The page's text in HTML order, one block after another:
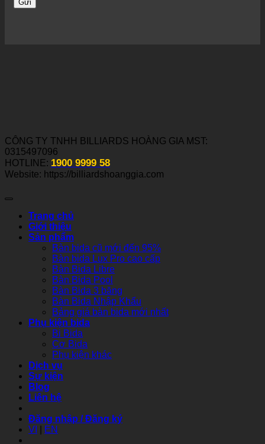
CÔNG TY TNHH BILLIARDS HOÀNG GIA MST:
0315497096
HOTLINE: 1900 9999 58
Website: https://billiardshoanggia.com
Trang chủ
Giới thiệu
Sản phẩm
Bàn bida cũ mới đến 95%
Bàn bida Lux Pro cao cấp
Bàn Bida Libre
Bàn Bida Pool
Bàn Bida 3 băng
Bàn Bida Nhập Khẩu
Bảng giá bàn bida mới nhất
Phụ kiện bida
Bi Bida
Cơ Bida
Phụ kiện khác
Dịch vụ
Sự kiện
Blog
Liên hệ
Đăng nhập / Đăng ký
VI
EN